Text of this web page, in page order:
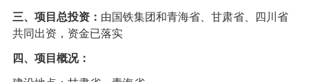
三、项目总投资： 由国铁集团和青海省、甘肃省、四川省
共同出资，资金已落实
四、项目概况：